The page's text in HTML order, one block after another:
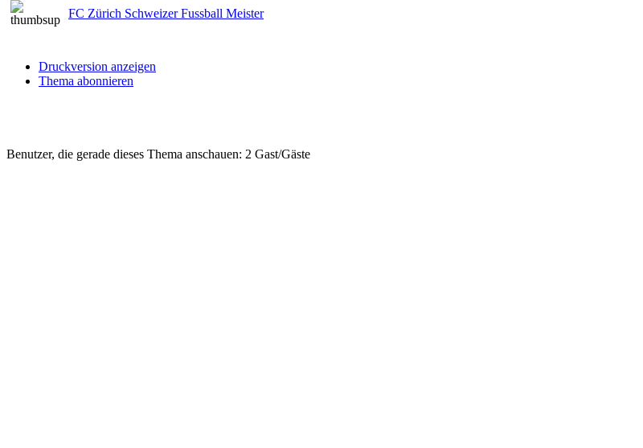
FC Zürich Schweizer Fussball Meister
Druckversion anzeigen
Thema abonnieren
Benutzer, die gerade dieses Thema anschauen: 2 Gast/Gäste